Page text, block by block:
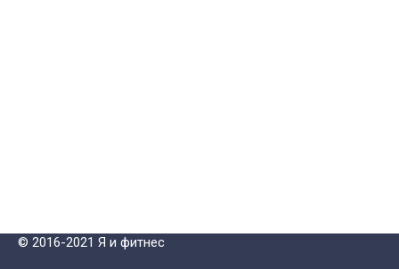
© 2016-2021 Я и фитнес